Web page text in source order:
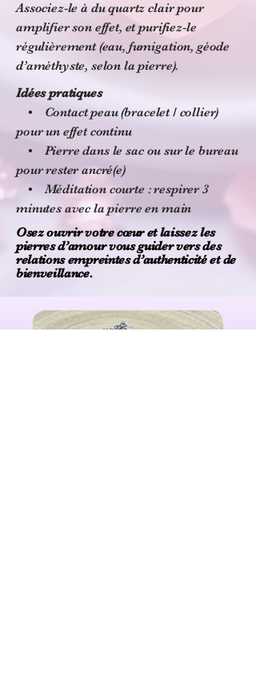
Associez‑le à du quartz clair pour
amplifier son effet, et purifiez‑le
régulièrement (eau, fumigation, géode
d’améthyste, selon la pierre).
Idées pratiques
• Contact peau (bracelet / collier)
pour un effet continu
• Pierre dans le sac ou sur le bureau
pour rester ancré(e)
• Méditation courte : respirer 3
minutes avec la pierre en main
Osez ouvrir votre cœur et laissez les
pierres d’amour vous guider vers des
relations empreintes d’authenticité et de
bienveillance.